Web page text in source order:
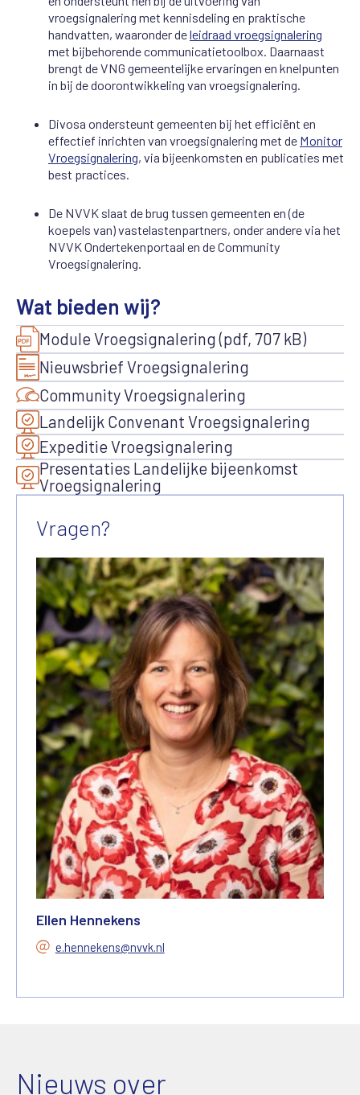
vroegsignalering met kennisdeling en praktische
handvatten, waaronder deleidraad vroegsignalering
met bijbehorende communicatietoolbox. Daarnaast
brengt de VNG gemeentelijke ervaringen en knelpunten
in bij de doorontwikkeling van vroegsignalering.
Divosa ondersteunt gemeenten bij het efficiënt en
effectief inrichten van vroegsignalering met de Monitor
Vroegsignalering, via bijeenkomsten en publicaties met
best practices.
De NVVK slaat de brug tussen gemeenten en (de
koepels van) vastelastenpartners, onder andere via het
NVVK Ondertekenportaal en de Community
Vroegsignalering.
Wat bieden wij?
Module Vroegsignalering (pdf, 707 kB)
Nieuwsbrief Vroegsignalering
Community Vroegsignalering
Landelijk Convenant Vroegsignalering
Expeditie Vroegsignalering
Presentaties Landelijke bijeenkomst
Vroegsignalering
Vragen?
Ellen Hennekens
e.hennekens@nvvk.nl
Nieuws over